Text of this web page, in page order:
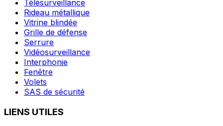
Télésurveillance
Rideau métallique
Vitrine blindée
Grille de défense
Serrure
Vidéosurveillance
Interphonie
Fenêtre
Volets
SAS de sécurité
LIENS UTILES